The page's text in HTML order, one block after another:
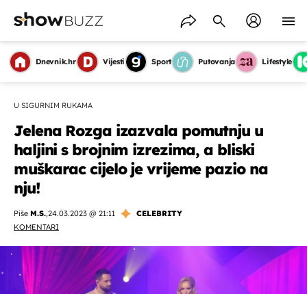
Dnevnik.hr Vijesti Sport Putovanja Lifestyle
U SIGURNIM RUKAMA
Jelena Rozga izazvala pomutnju u
haljini s brojnim izrezima, a bliski
muškarac cijelo je vrijeme pazio na
nju!
Piše M.S.,24.03.2023 @ 21:11
CELEBRITY
KOMENTARI
OMOGUĆI OBAVIJESTI